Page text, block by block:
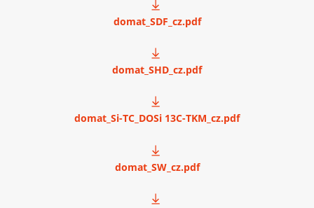
domat_SDF_cz.pdf
domat_SHD_cz.pdf
domat_Si-TC_DOSi 13C-TKM_cz.pdf
domat_SW_cz.pdf